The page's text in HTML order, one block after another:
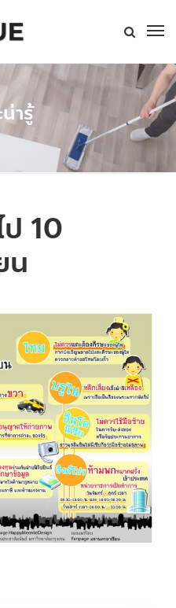
ารู้
ป 10
น